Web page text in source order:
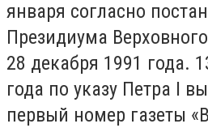
января согласно
Президиума
28 декабря 1991 года.
года по указу Петра I
первый номер газеты